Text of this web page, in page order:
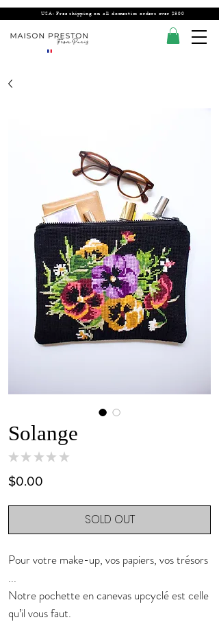
USA: Free shipping on all domestics orders over $300
Solange
★ ★ ★ ★ ★
$0.00
SOLD OUT
Pour votre make-up, vos papiers, vos trésors
...
Notre pochette en canevas upcyclé est celle
qu’il vous faut.